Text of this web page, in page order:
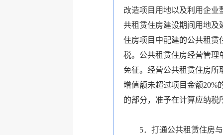
改造项目用地以及利用企业
共租赁住房建设期间用地及
住房项目中配建的公共租赁
税。公共租赁住房经营管理
免征。经营公共租赁住房所
增值额未超过项目金额20%
的部分，准予在计算应纳税
5．打通公共租赁住房与